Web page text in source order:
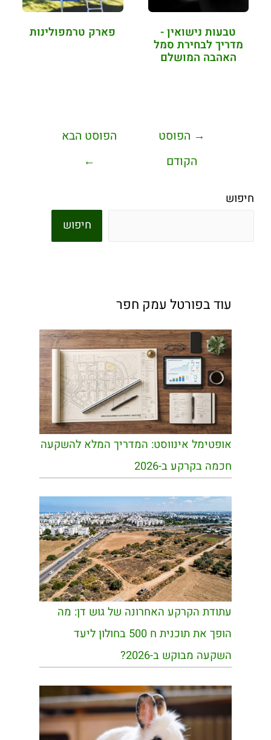
טבעות נישואין -
מדריך לבחירת סמל
האהבה המושלם
פארק טרמפולינות
→ הפוסט
הקודם
הפוסט הבא
←
חיפוש
חיפוש
עוד בפורטל עמק חפר
אופטימל אינווסט: המדריך המלא להשקעה
חכמה בקרקע ב-2026
עתודת הקרקע האחרונה של גוש דן: מה
הופך את תוכנית ח 500 בחולון ליעד
השקעה מבוקש ב-2026?